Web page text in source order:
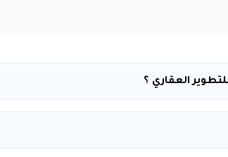
العقاري ؟